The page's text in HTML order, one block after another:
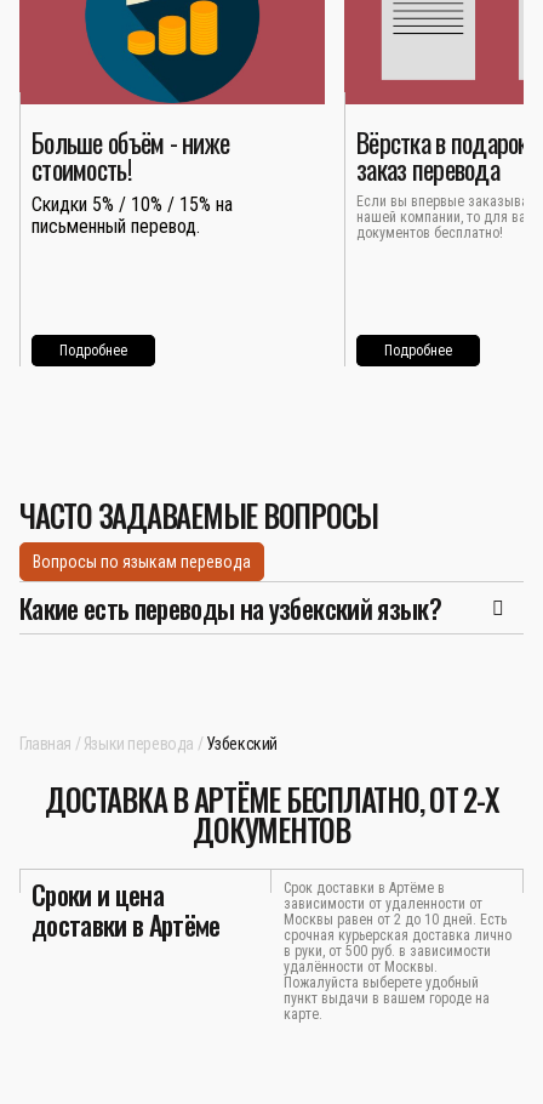
Больше объём - ниже
стоимость!
Скидки 5% / 10% / 15% на
письменный перевод.
Подробнее
Вёрстка в подарок
заказ перевода
Если вы впервые
нашей компании, то для вас
документов бесплатно!
Подробнее
ЧАСТО ЗАДАВАЕМЫЕ ВОПРОСЫ
Вопросы по языкам перевода
Какие есть переводы на узбекский язык?
Главная Языки перевода Узбекский
ДОСТАВКА В АРТЁМЕ БЕСПЛАТНО, ОТ 2-Х
ДОКУМЕНТОВ
Сроки и цена
доставки в Артёме
Срок доставки в Артёме в
зависимости от удаленности от
Москвы равен от 2 до 10 дней. Есть
срочная курьерская доставка лично
в руки, от 500 руб. в зависимости
удалённости от Москвы.
Пожалуйста выберете удобный
пункт выдачи в вашем городе на
карте.